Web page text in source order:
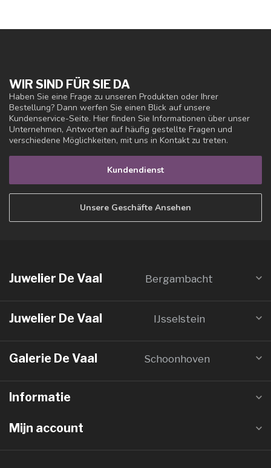
WIR SIND FÜR SIE DA
Haben Sie eine Frage zu unseren Produkten oder Ihrer
Bestellung? Dann werfen Sie einen Blick auf unsere
Kundenservice-Seite. Hier finden Sie Informationen über unser
Unternehmen, Antworten auf häufig gestellte Fragen und
verschiedene Möglichkeiten, mit uns in Kontakt zu treten.
Kundendienst
Unsere Geschäfte Ansehen
Juwelier De Vaal Bergambacht
Juwelier De Vaal IJsselstein
Galerie De Vaal Schoonhoven
Informatie
Mijn account